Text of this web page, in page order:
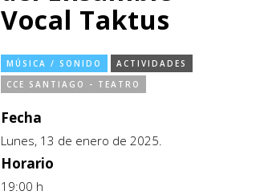
Vocal Taktus
MÚSICA / SONIDO
ACTIVIDADES
CCE SANTIAGO - TEATRO
Fecha
Lunes, 13 de enero de 2025.
Horario
19:00 h